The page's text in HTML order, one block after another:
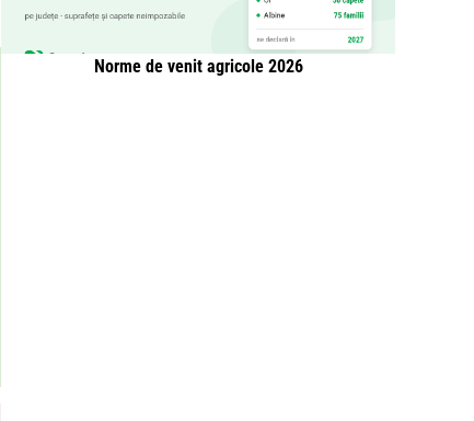
Norme de venit agricole 2026